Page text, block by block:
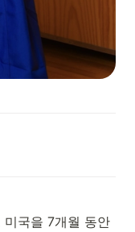
미국을 7개월 동안